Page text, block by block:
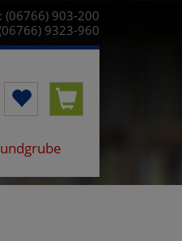
(06766) 903-200
9323-960